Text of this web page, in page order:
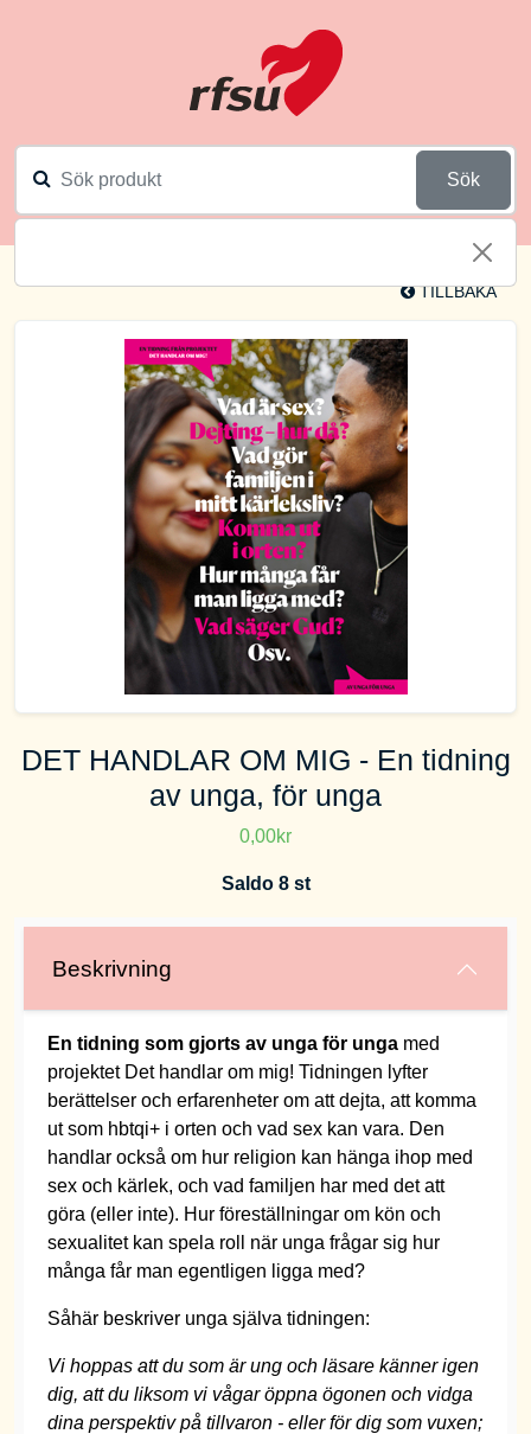
Sök
TILLBAKA
DET HANDLAR OM MIG - En tidning
av unga, för unga
0,00kr
Saldo 8 st
Beskrivning
En tidning som gjorts av unga för unga med
projektet Det handlar om mig! Tidningen lyfter
berättelser och erfarenheter om att dejta, att komma
ut som hbtqi+ i orten och vad sex kan vara. Den
handlar också om hur religion kan hänga ihop med
sex och kärlek, och vad familjen har med det att
göra (eller inte). Hur föreställningar om kön och
sexualitet kan spela roll när unga frågar sig hur
många får man egentligen ligga med?
Såhär beskriver unga själva tidningen:
Vi hoppas att du som är ung och läsare känner igen
dig, att du liksom vi vågar öppna ögonen och vidga
dina perspektiv på tillvaron - eller för dig som vuxen;